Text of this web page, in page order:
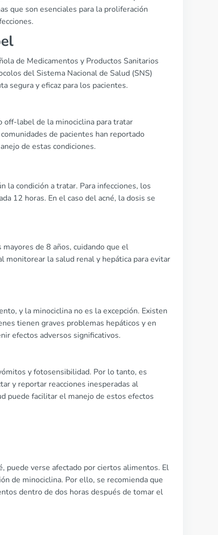
que son esenciales para la proliferación
de Medicamentos y Productos Sanitarios
del Sistema Nacional de Salud (SNS)
segura y eficaz para los pacientes.
off-label de la minociclina para tratar
de pacientes han reportado
de estas condiciones.
la condición a tratar. Para infecciones, los
12 horas. En el caso del acné, la dosis se
de 8 años, cuidando que el
monitorear la salud renal y hepática para evitar
y la minociclina no es la excepción. Existen
tienen graves problemas hepáticos y en
efectos adversos significativos.
y fotosensibilidad. Por lo tanto, es
y reportar reacciones inesperadas al
puede facilitar el manejo de estos efectos
puede verse afectado por ciertos alimentos. El
de minociclina. Por ello, se recomienda que
dentro de dos horas después de tomar el